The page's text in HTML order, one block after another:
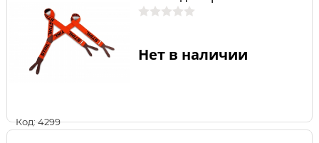
Код: 4299
Нет в наличии